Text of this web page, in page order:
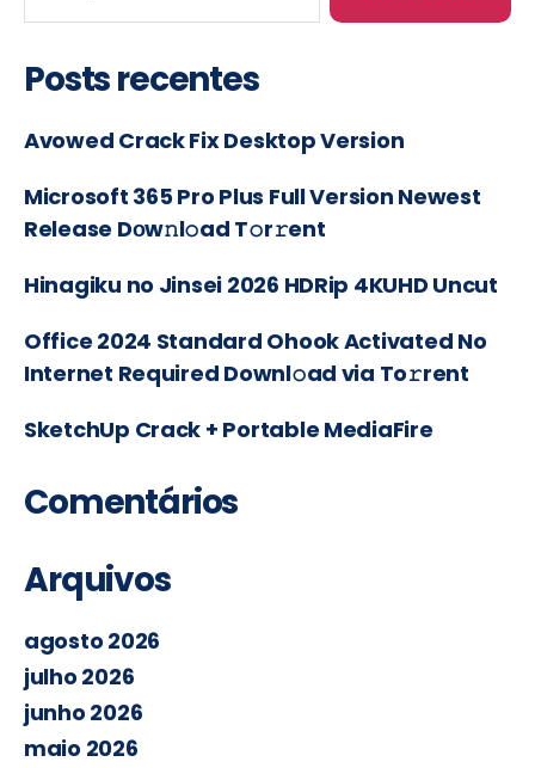
Posts recentes
Avowed Crack Fix Desktop Version
Microsoft 365 Pro Plus Full Version Newest
Release Dоw𝚗l𝚘ad T𝚘r𝚛ent
Hinagiku no Jinsei 2026 HDRip 4KUHD Uncut
Office 2024 Standard Ohook Activated No
Internet Required Downl𝚘ad via To𝚛rent
SketchUp Crack + Portable MediaFire
Comentários
Arquivos
agosto 2026
julho 2026
junho 2026
maio 2026